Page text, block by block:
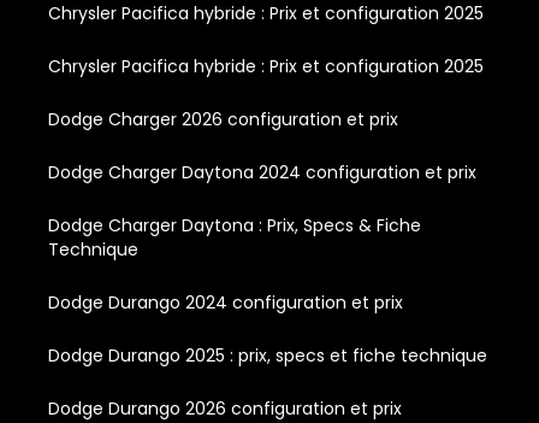
Chrysler Pacifica hybride : Prix et configuration 2025
Chrysler Pacifica hybride : Prix et configuration 2025
Dodge Charger 2026 configuration et prix
Dodge Charger Daytona 2024 configuration et prix
Dodge Charger Daytona : Prix, Specs & Fiche
Technique
Dodge Durango 2024 configuration et prix
Dodge Durango 2025 : prix, specs et fiche technique
Dodge Durango 2026 configuration et prix